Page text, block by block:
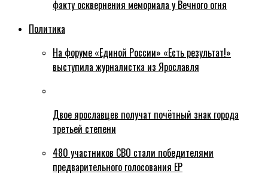
факту осквернения мемориала у Вечного огня
Политика
На форуме «Единой России» «Есть результат!»
выступила журналистка из Ярославля
Двое ярославцев получат почётный знак города
третьей степени
480 участников СВО стали победителями
предварительного голосования ЕР